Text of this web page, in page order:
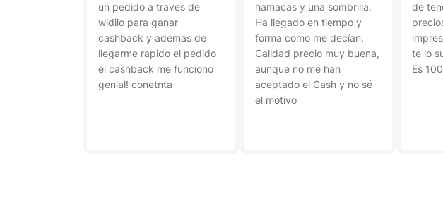
un pedido a traves de
widilo para ganar
cashback y ademas de
llegarme rapido el pedido
el cashback me funciono
genial! conetnta
hamacas y una sombrilla.
Ha llegado en tiempo y
forma como me decían.
Calidad precio muy buena,
aunque no me han
aceptado el Cash y no sé
el motivo
de
te lo
Es